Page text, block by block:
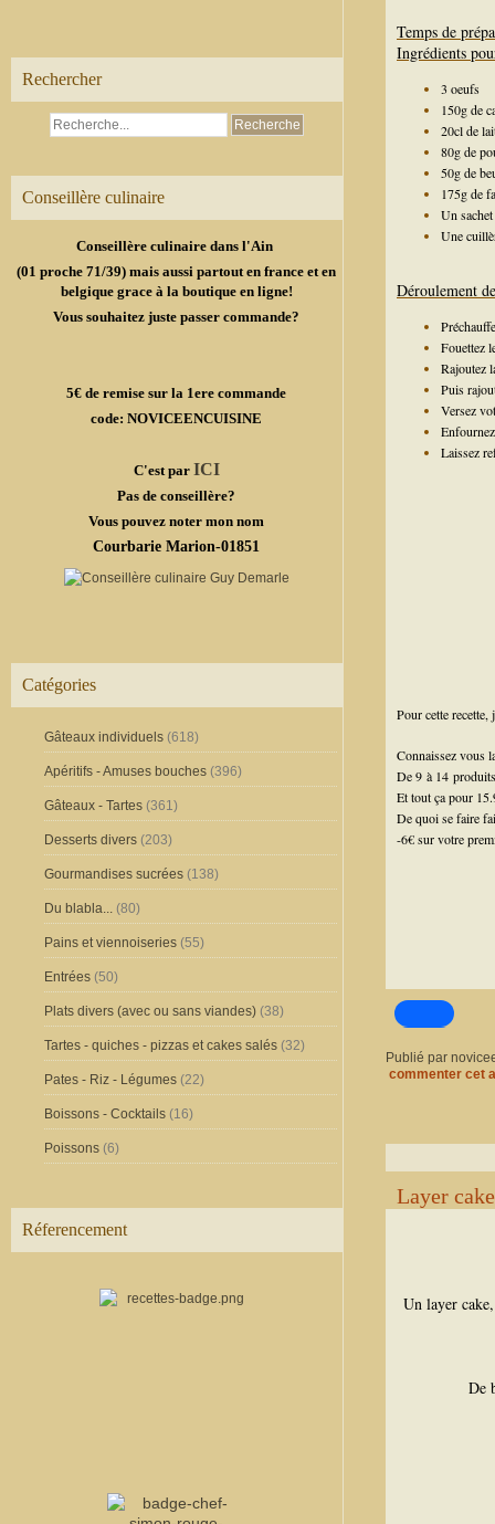
Rechercher
Conseillère culinaire
Conseillère culinaire dans l'Ain
(01 proche 71/39) mais aussi partout en france et en
belgique grace à la boutique en ligne!
Vous souhaitez juste passer commande?
5€ de remise sur la 1ere commande
code: NOVICEENCUISINE
C'est par ICI
Pas de conseillère?
Vous pouvez noter mon nom
Courbarie Marion-01851
Catégories
Gâteaux individuels (618)
Apéritifs - Amuses bouches (396)
Gâteaux - Tartes (361)
Desserts divers (203)
Gourmandises sucrées (138)
Du blabla... (80)
Pains et viennoiseries (55)
Entrées (50)
Plats divers (avec ou sans viandes) (38)
Tartes - quiches - pizzas et cakes salés (32)
Pates - Riz - Légumes (22)
Boissons - Cocktails (16)
Poissons (6)
Réferencement
Temps de
Ingrédients
3 oeufs
150g de
20cl de
80g de
50g de
175g de
Un
Une
Déroulement
Fouettez
Rajoutez
Puis
Versez
Laissez
Pour cette
Connaissez vous
De 9 à 14
Et tout ça pour
De quoi se faire
-6€ sur votre
Publié par
commenter cet
Layer
Un layer
De